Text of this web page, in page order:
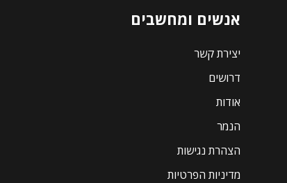
אנשים ומחשבים
יצירת קשר
דרושים
אודות
הנמר
הצהרת נגישות
מדיניות הפרטיות